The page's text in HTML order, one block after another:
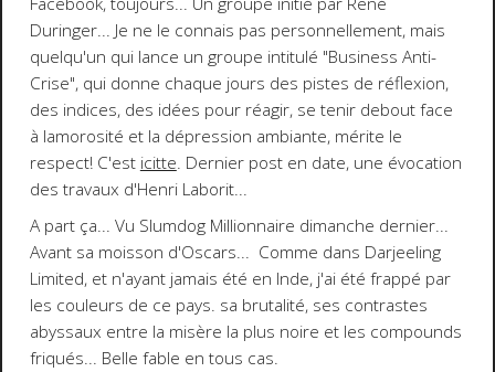
Duringer... Je ne le connais pas personnellement, mais
quelqu'un qui lance un groupe intitulé "Business Anti-
Crise", qui donne chaque jours des pistes de réflexion,
des indices, des idées pour réagir, se tenir debout face
à lamorosité et la dépression ambiante, mérite le
respect! C'est icitte. Dernier post en date, une évocation
des travaux d'Henri Laborit...
A part ça... Vu Slumdog Millionnaire dimanche dernier...
Avant sa moisson d'Oscars... Comme dans Darjeeling
Limited, et n'ayant jamais été en Inde, j'ai été frappé par
les couleurs de ce pays. sa brutalité, ses contrastes
abyssaux entre la misère la plus noire et les compounds
friqués... Belle fable en tous cas.